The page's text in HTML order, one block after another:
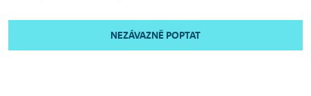
NEZÁVAZNĚ POPTAT